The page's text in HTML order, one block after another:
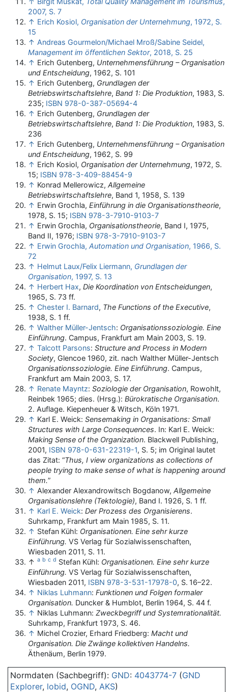
2007, S. 7
↑ Erich Kosiol, Organisation der Unternehmung, 1972, S.
15
↑ Andreas Gourmelon/Michael Mroß/Sabine Seidel,
Management im öffentlichen Sektor, 2018, S. 25
↑ Erich Gutenberg, Unternehmensführung – Organisation
und Entscheidung, 1962, S. 101
↑ Erich Gutenberg, Grundlagen der
Betriebswirtschaftslehre, Band 1: Die Produktion, 1983, S.
235; ISBN 978-0-387-05694-4
↑ Erich Gutenberg, Grundlagen der
Betriebswirtschaftslehre, Band 1: Die Produktion, 1983, S.
236
↑ Erich Gutenberg, Unternehmensführung – Organisation
und Entscheidung, 1962, S. 99
↑ Erich Kosiol, Organisation der Unternehmung, 1972, S.
15; ISBN 978-3-409-88454-9
↑ Konrad Mellerowicz, Allgemeine
Betriebswirtschaftslehre, Band 1, 1958, S. 139
↑ Erwin Grochla, Einführung in die Organisationstheorie,
1978, S. 15; ISBN 978-3-7910-9103-7
↑ Erwin Grochla, Organisationstheorie, Band I, 1975,
Band II, 1976; ISBN 978-3-7910-9103-7
↑ Erwin Grochla, Automation und Organisation, 1966, S.
72
↑ Helmut Laux/Felix Liermann, Grundlagen der
Organisation, 1997, S. 13
↑ Herbert Hax, Die Koordination von Entscheidungen,
1965, S. 73 ff.
↑ Chester I. Barnard, The Functions of the Executive,
1938, S. 1 ff.
↑ Walther Müller-Jentsch: Organisationssoziologie. Eine
Einführung. Campus, Frankfurt am Main 2003, S. 19.
↑ Talcott Parsons: Structure and Process in Modern
Society, Glencoe 1960, zit. nach Walther Müller-Jentsch
Organisationssoziologie. Eine Einführung. Campus,
Frankfurt am Main 2003, S. 17.
↑ Renate Mayntz: Soziologie der Organisation, Rowohlt,
Reinbek 1965; dies. (Hrsg.): Bürokratische Organisation.
2. Auflage. Kiepenheuer & Witsch, Köln 1971.
↑ Karl E. Weick: Sensemaking in Organisations: Small
Structures with Large Consequences. In: Karl E. Weick:
Making Sense of the Organization. Blackwell Publishing,
2001, ISBN 978-0-631-22319-1, S. 5; im Original lautet
das Zitat: “Thus, I view organizations as collections of
people trying to make sense of what is happening around
them.”
↑ Alexander Alexandrowitsch Bogdanow, Allgemeine
Organisationslehre (Tektologie), Band I. 1926, S. 1 ff.
↑ Karl E. Weick: Der Prozess des Organisierens.
Suhrkamp, Frankfurt am Main 1985, S. 11.
↑ Stefan Kühl: Organisationen. Eine sehr kurze
Einführung. VS Verlag für Sozialwissenschaften,
Wiesbaden 2011, S. 11.
↑ a b c d Stefan Kühl: Organisationen. Eine sehr kurze
Einführung. VS Verlag für Sozialwissenschaften,
Wiesbaden 2011, ISBN 978-3-531-17978-0, S. 16–22.
↑ Niklas Luhmann: Funktionen und Folgen formaler
Organisation. Duncker & Humblot, Berlin 1964, S. 44 f.
↑ Niklas Luhmann: Zweckbegriff und Systemrationalität.
Suhrkamp, Frankfurt 1973, S. 46.
↑ Michel Crozier, Erhard Friedberg: Macht und
Organisation. Die Zwänge kollektiven Handelns.
Äthenäum, Berlin 1979.
Normdaten (Sachbegriff): GND: 4043774-7 (GND
Explorer, lobid, OGND, AKS)